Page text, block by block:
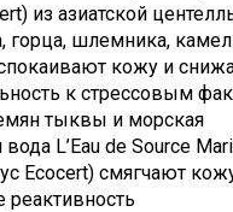
из азиатской
горца, шлемника,
кожу и
к стрессовым
тыквы и морская
L’Eau de Source
Ecоcert) смягчают